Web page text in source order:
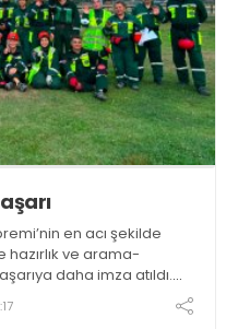
en acı şekilde
ve arama-
daha imza atıldı.
(GESOTİM),
ekibinin akreditasyon